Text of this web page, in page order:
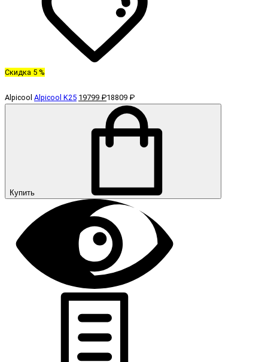
Скидка 5 %
Alpicool Alpicool K25 19799 ₽18809 ₽
Купить